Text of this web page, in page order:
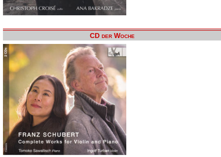
CD der Woche